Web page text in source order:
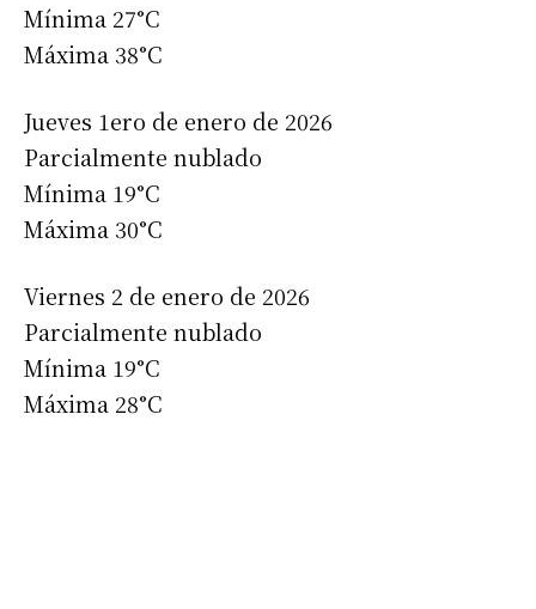
Mínima 27°C
Máxima 38°C
Jueves 1ero de enero de 2026
Parcialmente nublado
Mínima 19°C
Máxima 30°C
Viernes 2 de enero de 2026
Parcialmente nublado
Mínima 19°C
Máxima 28°C